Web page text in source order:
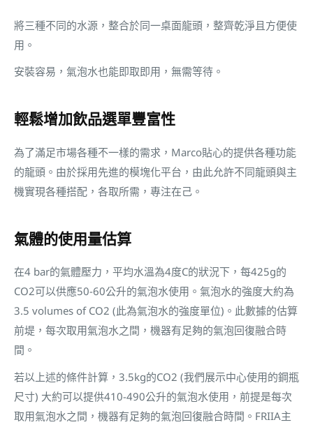
將三種不同的水源，整合於同一桌面龍頭，整齊乾淨且方便使
用。
安裝容易，氣泡水也能即取即用，無需等待。
輕鬆增加飲品選單豐富性
為了滿足市場各種不一樣的需求，Marco貼心的提供各種功能
的龍頭。由於採用先進的模塊化平台，由此允許不同龍頭與主
機實現各種搭配，各取所需，專注在己。
氣體的使用量估算
在4 bar的氣體壓力，平均水溫為4度C的狀況下，每425g的
CO2可以供應50-60公升的氣泡水使用。氣泡水的強度大約為
3.5 volumes of CO2 (此為氣泡水的強度單位)。此數據的估算
前堤，每次取用氣泡水之間，機器有足夠的氣泡回復融合時
間。
若以上述的條件計算，3.5kg的CO2 (我們展示中心使用的鋼瓶
尺寸) 大約可以提供410-490公升的氣泡水使用，前提是每次
取用氣泡水之間，機器有足夠的氣泡回復融合時間。FRIIA主